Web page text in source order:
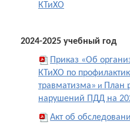
КТиХО
2024-2025 учебный год
Приказ «Об
КТиХО по
травматизма» и
План
нарушений ПДД на
Акт об